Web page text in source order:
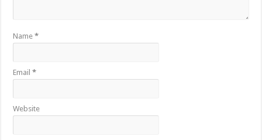
Name*
Email*
Website